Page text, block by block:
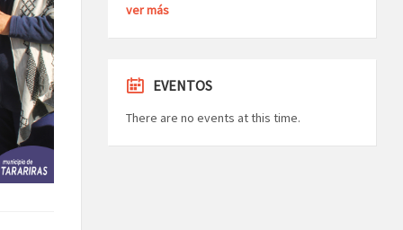
ver más
EVENTOS
There are no events at this time.